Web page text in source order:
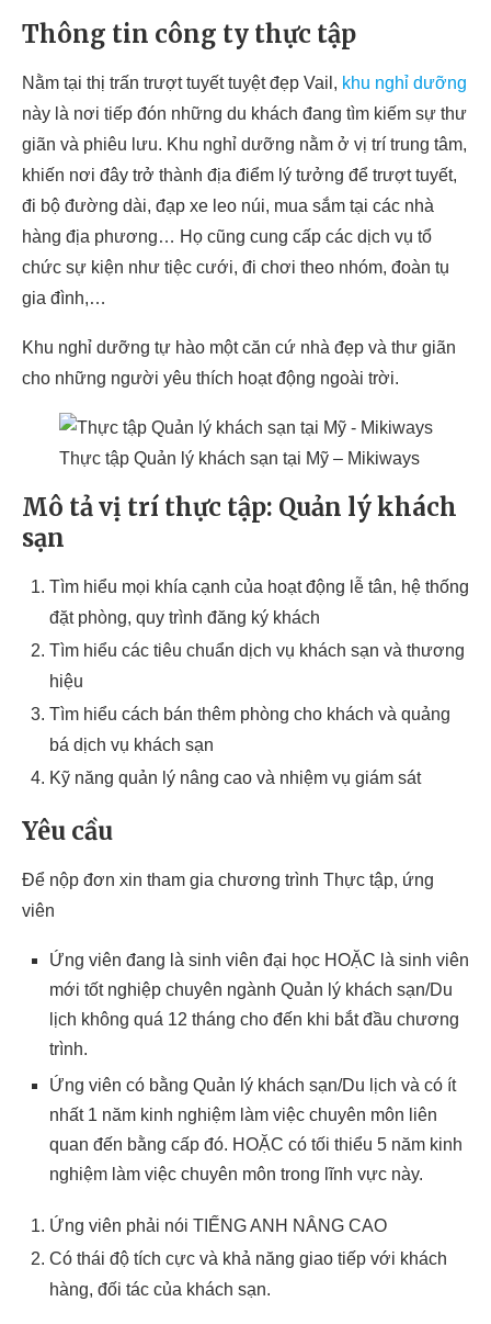
Thông tin công ty thực tập
Nằm tại thị trấn trượt tuyết tuyệt đẹp Vail, khu nghỉ dưỡng
này là nơi tiếp đón những du khách đang tìm kiếm sự thư
giãn và phiêu lưu. Khu nghỉ dưỡng nằm ở vị trí trung tâm,
khiến nơi đây trở thành địa điểm lý tưởng để trượt tuyết,
đi bộ đường dài, đạp xe leo núi, mua sắm tại các nhà
hàng địa phương… Họ cũng cung cấp các dịch vụ tổ
chức sự kiện như tiệc cưới, đi chơi theo nhóm, đoàn tụ
gia đình,…
Khu nghỉ dưỡng tự hào một căn cứ nhà đẹp và thư giãn
cho những người yêu thích hoạt động ngoài trời.
Thực tập Quản lý khách sạn tại Mỹ – Mikiways
Mô tả vị trí thực tập: Quản lý khách
sạn
Tìm hiểu mọi khía cạnh của hoạt động lễ tân, hệ thống
đặt phòng, quy trình đăng ký khách
Tìm hiểu các tiêu chuẩn dịch vụ khách sạn và thương
hiệu
Tìm hiểu cách bán thêm phòng cho khách và quảng
bá dịch vụ khách sạn
Kỹ năng quản lý nâng cao và nhiệm vụ giám sát
Yêu cầu
Để nộp đơn xin tham gia chương trình Thực tập, ứng
viên
Ứng viên đang là sinh viên đại học HOẶC là sinh viên
mới tốt nghiệp chuyên ngành Quản lý khách sạn/Du
lịch không quá 12 tháng cho đến khi bắt đầu chương
trình.
Ứng viên có bằng Quản lý khách sạn/Du lịch và có ít
nhất 1 năm kinh nghiệm làm việc chuyên môn liên
quan đến bằng cấp đó. HOẶC có tối thiểu 5 năm kinh
nghiệm làm việc chuyên môn trong lĩnh vực này.
Ứng viên phải nói TIẾNG ANH NÂNG CAO
Có thái độ tích cực và khả năng giao tiếp với khách
hàng, đối tác của khách sạn.